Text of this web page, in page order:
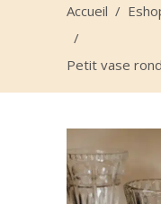
Accueil /
/
Petit vase